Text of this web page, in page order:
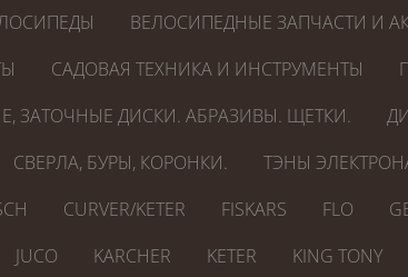
ВЕЛОСИПЕДНЫЕ ЗАПЧАСТИ И
САДОВАЯ ТЕХНИКА И ИНСТРУМЕНТЫ
ЗАТОЧНЫЕ ДИСКИ. АБРАЗИВЫ. ЩЕТКИ.
СВЕРЛА, БУРЫ, КОРОНКИ. ТЭНЫ
CURVER/KETER FISKARS FLO
JUCO KARCHER KETER KING TONY